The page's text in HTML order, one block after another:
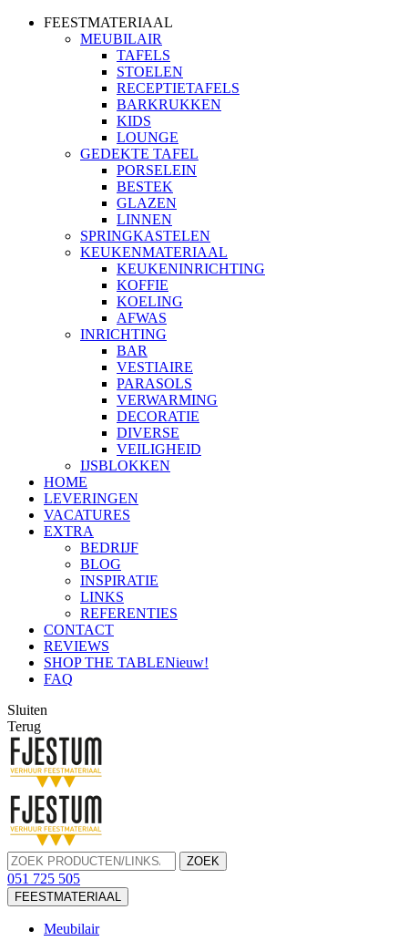
FEESTMATERIAAL
MEUBILAIR
TAFELS
STOELEN
RECEPTIETAFELS
BARKRUKKEN
KIDS
LOUNGE
GEDEKTE TAFEL
PORSELEIN
BESTEK
GLAZEN
LINNEN
SPRINGKASTELEN
KEUKENMATERIAAL
KEUKENINRICHTING
KOFFIE
KOELING
AFWAS
INRICHTING
BAR
VESTIAIRE
PARASOLS
VERWARMING
DECORATIE
DIVERSE
VEILIGHEID
IJSBLOKKEN
HOME
LEVERINGEN
VACATURES
EXTRA
BEDRIJF
BLOG
INSPIRATIE
LINKS
REFERENTIES
CONTACT
REVIEWS
SHOP THE TABLENieuw!
FAQ
Sluiten
Terug
ZOEK
051 725 505
FEESTMATERIAAL
Meubilair